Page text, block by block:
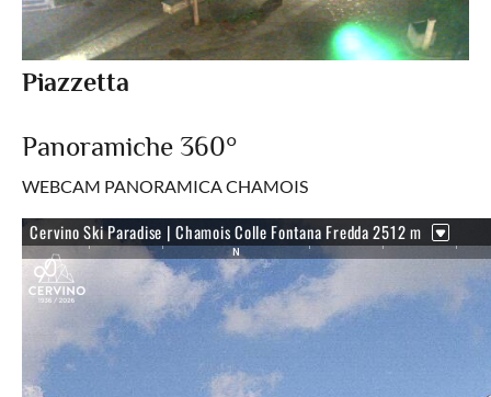
Piazzetta
Panoramiche 360°
WEBCAM PANORAMICA CHAMOIS